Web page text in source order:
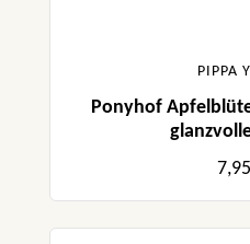
PIPPA
Ponyhof